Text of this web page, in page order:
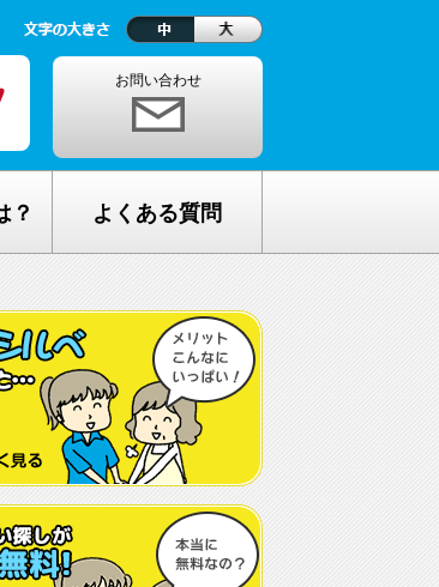
お問い合わせ
？
料の理由
の流れ
て
よくある質問
ホームの種類が複雑でわからな
・
な人が入居しているの？
してもなかなか入れないのでは？
や病状が悪化しても最後まで住め
か？